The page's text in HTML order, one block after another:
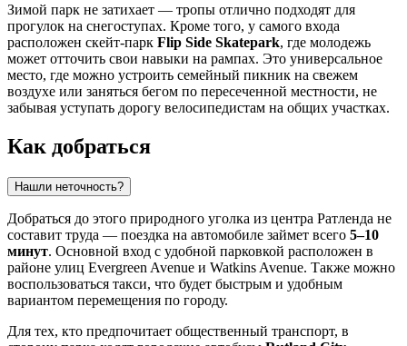
Зимой парк не затихает — тропы отлично подходят для
прогулок на снегоступах. Кроме того, у самого входа
расположен скейт-парк Flip Side Skatepark, где молодежь
может отточить свои навыки на рампах. Это универсальное
место, где можно устроить семейный пикник на свежем
воздухе или заняться бегом по пересеченной местности, не
забывая уступать дорогу велосипедистам на общих участках.
Как добраться
Нашли неточность?
Добраться до этого природного уголка из центра Ратленда не
составит труда — поездка на автомобиле займет всего 5–10
минут. Основной вход с удобной парковкой расположен в
районе улиц Evergreen Avenue и Watkins Avenue. Также можно
воспользоваться такси, что будет быстрым и удобным
вариантом перемещения по городу.
Для тех, кто предпочитает общественный транспорт, в